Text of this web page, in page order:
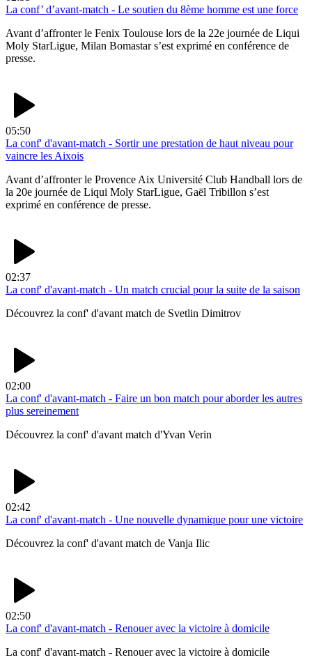
La conf’ d’avant-match - Le soutien du 8ème homme est une force
Avant d’affronter le Fenix Toulouse lors de la 22e journée de Liqui
Moly StarLigue, Milan Bomastar s’est exprimé en conférence de
presse.
05:50
La conf' d'avant-match - Sortir une prestation de haut niveau pour
vaincre les Aixois
Avant d’affronter le Provence Aix Université Club Handball lors de
la 20e journée de Liqui Moly StarLigue, Gaël Tribillon s’est
exprimé en conférence de presse.
02:37
La conf' d'avant-match - Un match crucial pour la suite de la saison
Découvrez la conf' d'avant match de Svetlin Dimitrov
02:00
La conf' d'avant-match - Faire un bon match pour aborder les autres
plus sereinement
Découvrez la conf' d'avant match d'Yvan Verin
02:42
La conf' d'avant-match - Une nouvelle dynamique pour une victoire
Découvrez la conf' d'avant match de Vanja Ilic
02:50
La conf' d'avant-match - Renouer avec la victoire à domicile
La conf' d'avant-match - Renouer avec la victoire à domicile